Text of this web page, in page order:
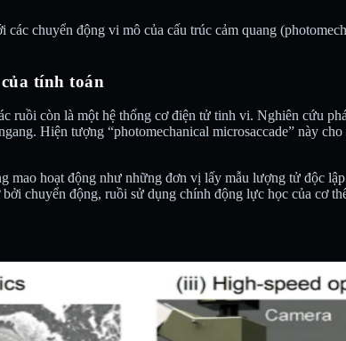
chuyển động vi mô của cấu trúc cảm quang
tính toán
ruồi còn là một hệ thống cơ điện tử tinh vi. Nghiên cứu
Hiện tượng “photomechanical microsaccade” này
mao hoạt động như những đơn vị lấy mẫu lượng tử độc
chuyển động, ruồi sử dụng chính động lực học của cơ